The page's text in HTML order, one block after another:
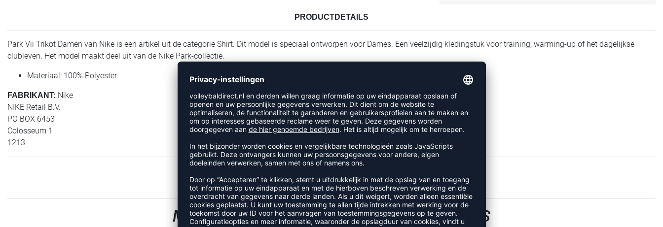
PRODUCTDETAILS
Park Vii Trikot Damen van Nike is een artikel uit de categorie Shirt. Dit model is speciaal ontworpen voor Dames. Een veelzijdig kledingstuk voor training, warming-up of het dagelijkse
clubleven. Het model maakt deel uit van de Nike Park-collectie.
Materiaal: 100% Polyester
FABRIKANT: Nike
NIKE Retail B.V.
PO BOX 6453
Colosseum 1
1213
RECENT BEKEKEN
MEER UIT DE CATEGORIE VOLLEYBALSHIRTS